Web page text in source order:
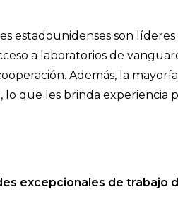
estadounidenses son
a laboratorios de
Además, la
lo que les brinda experiencia
excepcionales de trabajo